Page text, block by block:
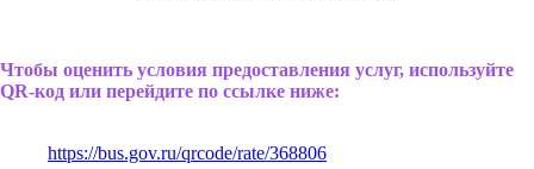
Чтобы оценить условия предоставления услуг, используйте
QR-код или перейдите по ссылке ниже:
https://bus.gov.ru/qrcode/rate/368806